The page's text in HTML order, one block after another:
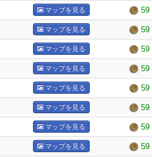
マップを見る 59
マップを見る 59
マップを見る 59
マップを見る 59
マップを見る 59
マップを見る 59
マップを見る 59
マップを見る 59